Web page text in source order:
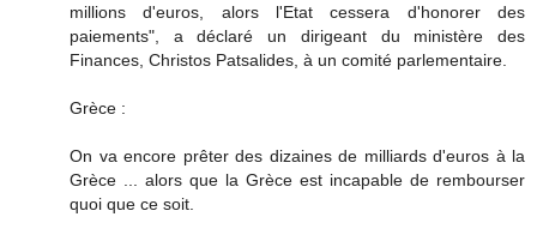
millions d'euros, alors l'Etat cessera d'honorer des
paiements", a déclaré un dirigeant du ministère des
Finances, Christos Patsalides, à un comité parlementaire.
Grèce :
On va encore prêter des dizaines de milliards d'euros à la
Grèce ... alors que la Grèce est incapable de rembourser
quoi que ce soit.